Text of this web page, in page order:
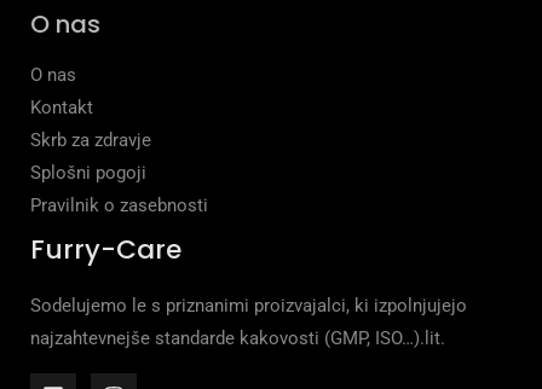
O nas
O nas
Kontakt
Skrb za zdravje
Splošni pogoji
Pravilnik o zasebnosti
Furry-Care
Sodelujemo le s priznanimi proizvajalci, ki izpolnjujejo
najzahtevnejše standarde kakovosti (GMP, ISO…).lit.